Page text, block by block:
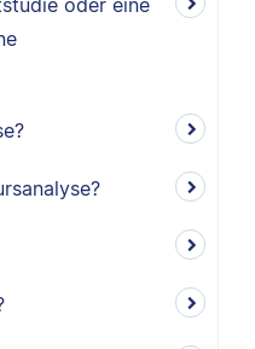
oder eine